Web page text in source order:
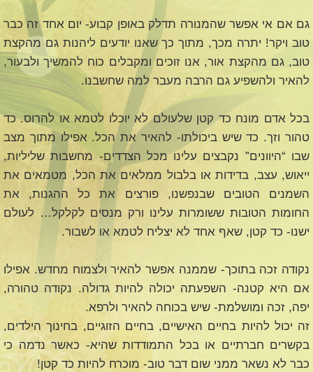
גם אם אי אפשר שהמנורה תדלק באופן קבוע- יום אחד זה כבר
טוב ויקר! יתרה מכך, מתוך כך שאנו יודעים ליהנות גם מהקצת
טוב, גם מהקצת אור, אנו זוכים ומקבלים כוח להמשיך ולבעור,
להאיר ולהשפיע גם הרבה מעבר למה שחשבנו.
בכל אדם מונח כד קטן שלעולם לא יוכלו לטמא או להרוס. כד
טהור וזך. כד שיש ביכולתו- להאיר את הכל. אפילו מתוך מצב
שבו “היוונים” נקבצים עלינו מכל הצדדים- מחשבות שליליות,
ייאוש, עצב, בדידות או בלבול ממלאים את הכל, מטמאים את
השמנים הטובים שבנפשנו, פורצים את כל ההגנות, את
החומות הטובות ששומרות עלינו ורק מנסים לקלקל… לעולם
ישנו- כד קטן, שאף אחד לא יצליח לטמא או לשבור.
נקודה זכה בתוכך- שממנה אפשר להאיר ולצמוח מחדש. אפילו
אם היא קטנה- השפעתה יכולה להיות גדולה. נקודה טהורה,
יפה, זכה ומושלמת- שיש בכוחה להאיר ולרפא.
זה יכול להיות בחיים האישיים, בחיים הזוגיים, בחינוך הילדים,
בקשרים חברתיים או בכל התמודדות שהיא- כאשר נדמה כי
כבר לא נשאר ממני שום דבר טוב- מוכרח להיות כד קטן!